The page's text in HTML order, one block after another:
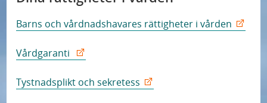
Barns och vårdnadshavares rättigheter i vården
Vårdgaranti
Tystnadsplikt och sekretess